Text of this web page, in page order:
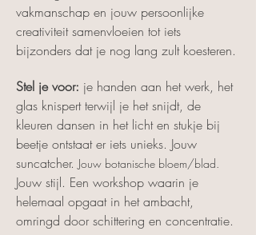
vakmanschap en jouw persoonlijke
creativiteit samenvloeien tot iets
bijzonders dat je nog lang zult koesteren.
Stel je voor: je handen aan het werk, het
glas knispert terwijl je het snijdt, de
kleuren dansen in het licht en stukje bij
beetje ontstaat er iets unieks. Jouw
suncatcher. Jouw botanische bloem/blad.
Jouw stijl. Een workshop waarin je
helemaal opgaat in het ambacht,
omringd door schittering en concentratie.